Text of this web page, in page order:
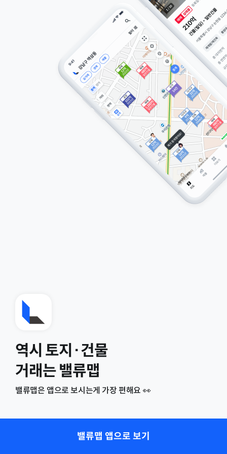
역시 토지·건물
거래는 밸류맵
밸류맵은 앱으로 보시는게 가장 편해요 👀
밸류맵 앱으로 보기